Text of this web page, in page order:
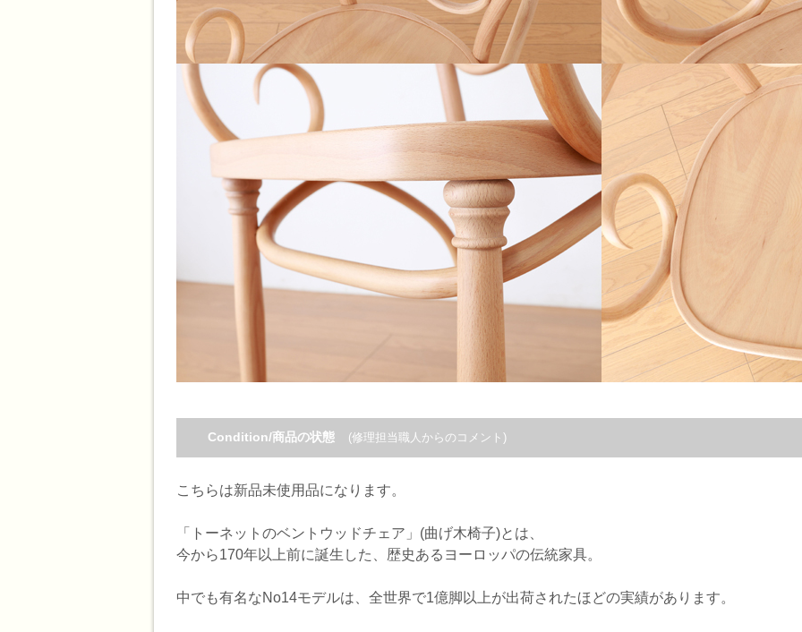
Condition/商品の状態 (修理担当職人からのコメント)
こちらは新品未使用品になります。
「トーネットのベントウッドチェア」(曲げ木椅子)とは、
今から170年以上前に誕生した、歴史あるヨーロッパの伝統家具。
中でも有名なNo14モデルは、全世界で1億脚以上が出荷されたほどの実績があります。